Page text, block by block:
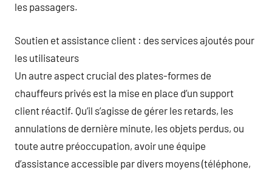
les passagers.
Soutien et assistance client : des services ajoutés pour
les utilisateurs
Un autre aspect crucial des plates-formes de
chauffeurs privés est la mise en place d’un support
client réactif. Qu’il s’agisse de gérer les retards, les
annulations de dernière minute, les objets perdus, ou
toute autre préoccupation, avoir une équipe
d’assistance accessible par divers moyens (téléphone,